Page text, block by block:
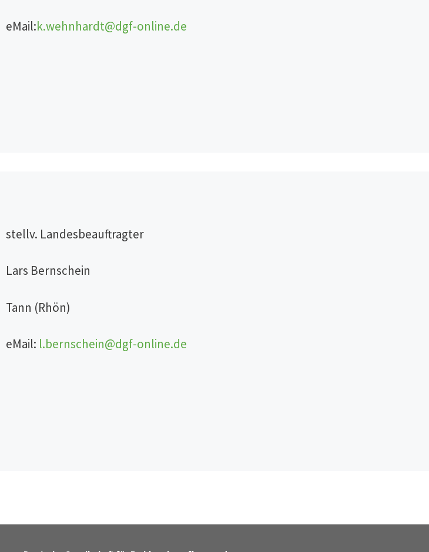
eMail:k.wehnhardt@dgf-online.de
stellv. Landesbeauftragter
Lars Bernschein
Tann (Rhön)
eMail: l.bernschein@dgf-online.de